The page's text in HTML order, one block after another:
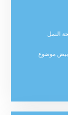
النمل
موضوع